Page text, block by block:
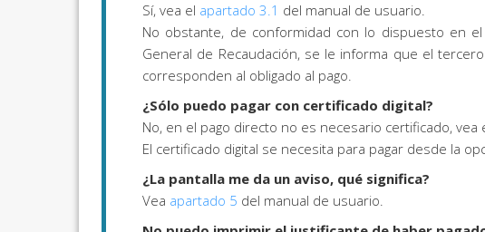
Sí, vea el apartado 3.1 del manual de usuario.
No obstante, de conformidad con lo dispuesto en
General de Recaudación, se le informa que el
corresponden al obligado al pago.
¿Sólo puedo pagar con certificado digital?
No, en el pago directo no es necesario certificado, vea
El certificado digital se necesita para pagar desde la
¿La pantalla me da un aviso, qué significa?
Vea apartado 5 del manual de usuario.